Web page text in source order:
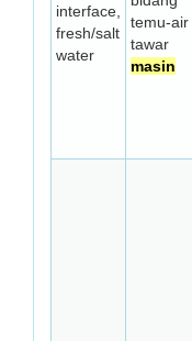
interface,
fresh/salt
water
temu-air
tawar
masin